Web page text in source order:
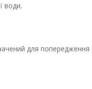
води.
для попередження